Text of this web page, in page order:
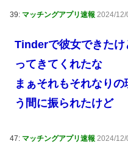
39: マッチングアプリ速報 2024/12/
Tinderで彼女できたけ
ってきてくれたな
まぁそれもそれなり
う間に振られたけど
47: マッチングアプリ速報 2024/12/